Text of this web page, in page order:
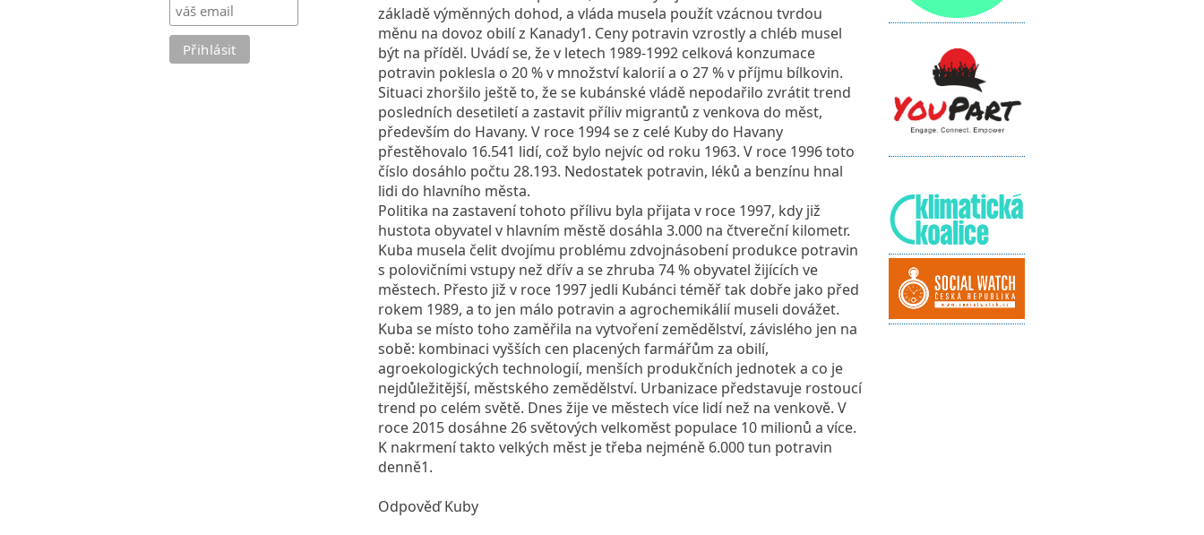
základě výměnných dohod, a vláda musela použít vzácnou tvrdou
měnu na dovoz obilí z Kanady1. Ceny potravin vzrostly a chléb musel
být na příděl. Uvádí se, že v letech 1989-1992 celková konzumace
potravin poklesla o 20 % v množství kalorií a o 27 % v příjmu bílkovin.
Situaci zhoršilo ještě to, že se kubánské vládě nepodařilo zvrátit trend
posledních desetiletí a zastavit příliv migrantů z venkova do měst,
především do Havany. V roce 1994 se z celé Kuby do Havany
přestěhovalo 16.541 lidí, což bylo nejvíc od roku 1963. V roce 1996 toto
číslo dosáhlo počtu 28.193. Nedostatek potravin, léků a benzínu hnal
lidi do hlavního města.
Politika na zastavení tohoto přílivu byla přijata v roce 1997, kdy již
hustota obyvatel v hlavním městě dosáhla 3.000 na čtvereční kilometr.
Kuba musela čelit dvojímu problému zdvojnásobení produkce potravin
s polovičními vstupy než dřív a se zhruba 74 % obyvatel žijících ve
městech. Přesto již v roce 1997 jedli Kubánci téměř tak dobře jako před
rokem 1989, a to jen málo potravin a agrochemikálií museli dovážet.
Kuba se místo toho zaměřila na vytvoření zemědělství, závislého jen na
sobě: kombinaci vyšších cen placených farmářům za obilí,
agroekologických technologií, menších produkčních jednotek a co je
nejdůležitější, městského zemědělství. Urbanizace představuje rostoucí
trend po celém světě. Dnes žije ve městech více lidí než na venkově. V
roce 2015 dosáhne 26 světových velkoměst populace 10 milionů a více.
K nakrmení takto velkých měst je třeba nejméně 6.000 tun potravin
denně1.
Odpověď Kuby